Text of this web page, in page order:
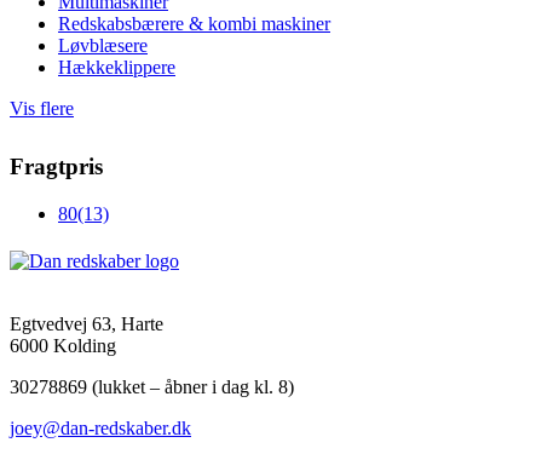
Redskabsbærere & kombi maskiner
Løvblæsere
Hækkeklippere
Vis flere
Fragtpris
80(13)
Egtvedvej 63, Harte
6000 Kolding
30278869 (lukket – åbner i dag kl. 8)
joey@dan-redskaber.dk